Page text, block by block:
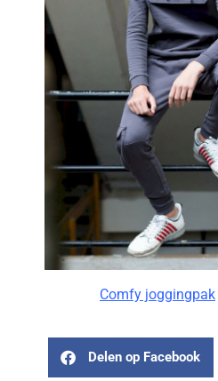
Comfy joggingpak
Delen op Facebook